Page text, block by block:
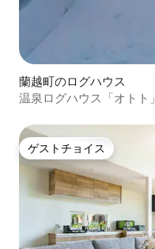
蘭越町のログハウス
温泉ログハウス「オトト」
ゲストチョイス
ゲストチョイス